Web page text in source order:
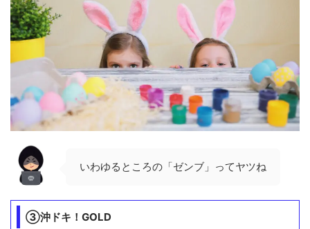
いわゆるところの「ゼンブ」ってヤツね
③沖ドキ！GOLD